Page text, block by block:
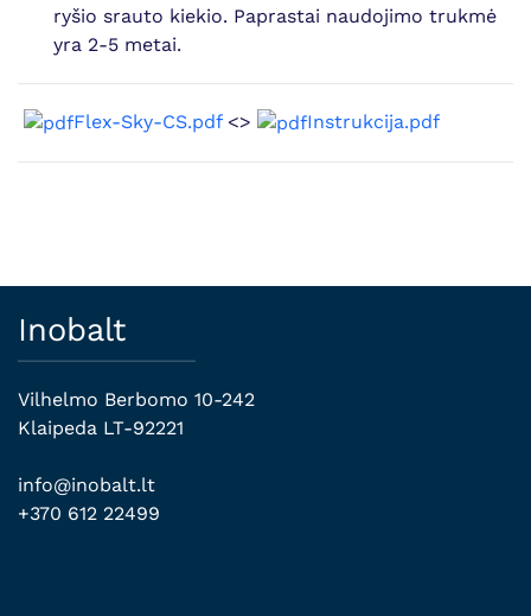
ryšio srauto kiekio. Paprastai naudojimo trukmė
yra 2-5 metai.
Flex-Sky-CS.pdf<> Instrukcija.pdf
Inobalt
Vilhelmo Berbomo 10-242
Klaipeda LT-92221
info@inobalt.lt
+370 612 22499